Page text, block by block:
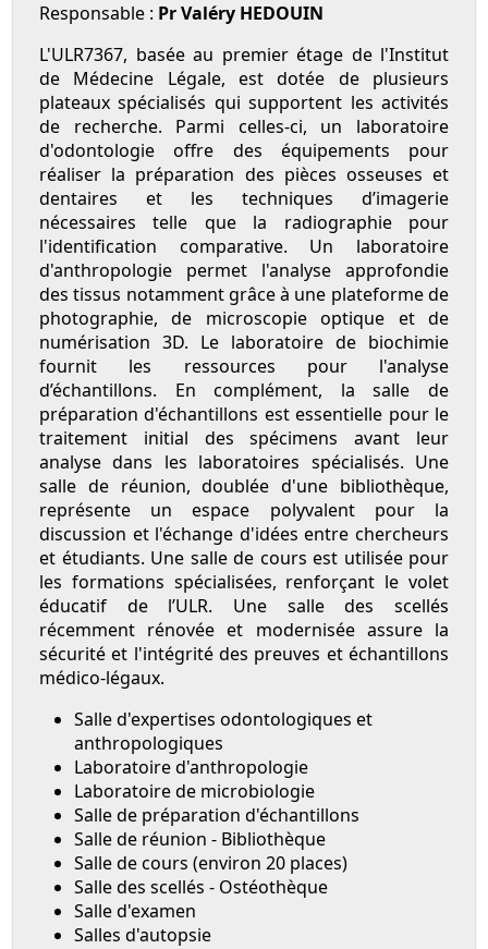
Responsable : Pr Valéry HEDOUIN
L'ULR7367, basée au premier étage de l'Institut
de Médecine Légale, est dotée de plusieurs
plateaux spécialisés qui supportent les activités
de recherche. Parmi celles-ci, un laboratoire
d'odontologie offre des équipements pour
réaliser la préparation des pièces osseuses et
dentaires et les techniques d’imagerie
nécessaires telle que la radiographie pour
l'identification comparative. Un laboratoire
d'anthropologie permet l'analyse approfondie
des tissus notamment grâce à une plateforme de
photographie, de microscopie optique et de
numérisation 3D. Le laboratoire de biochimie
fournit les ressources pour l'analyse
d’échantillons. En complément, la salle de
préparation d'échantillons est essentielle pour le
traitement initial des spécimens avant leur
analyse dans les laboratoires spécialisés. Une
salle de réunion, doublée d'une bibliothèque,
représente un espace polyvalent pour la
discussion et l'échange d'idées entre chercheurs
et étudiants. Une salle de cours est utilisée pour
les formations spécialisées, renforçant le volet
éducatif de l’ULR. Une salle des scellés
récemment rénovée et modernisée assure la
sécurité et l'intégrité des preuves et échantillons
médico-légaux.
Salle d'expertises odontologiques et
anthropologiques
Laboratoire d'anthropologie
Laboratoire de microbiologie
Salle de préparation d'échantillons
Salle de réunion - Bibliothèque
Salle de cours (environ 20 places)
Salle des scellés - Ostéothèque
Salle d'examen
Salles d'autopsie